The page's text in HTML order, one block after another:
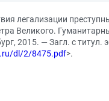
легализации
Великого.
2015. — Загл. с
dl/2/8475.pdf>.